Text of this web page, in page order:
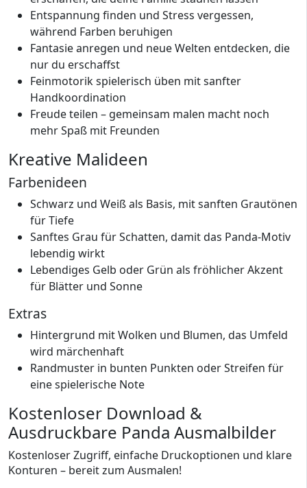
Entspannung finden und Stress vergessen,
während Farben beruhigen
Fantasie anregen und neue Welten entdecken, die
nur du erschaffst
Feinmotorik spielerisch üben mit sanfter
Handkoordination
Freude teilen – gemeinsam malen macht noch
mehr Spaß mit Freunden
Kreative Malideen
Farbenideen
Schwarz und Weiß als Basis, mit sanften Grautönen
für Tiefe
Sanftes Grau für Schatten, damit das Panda-Motiv
lebendig wirkt
Lebendiges Gelb oder Grün als fröhlicher Akzent
für Blätter und Sonne
Extras
Hintergrund mit Wolken und Blumen, das Umfeld
wird märchenhaft
Randmuster in bunten Punkten oder Streifen für
eine spielerische Note
Kostenloser Download &
Ausdruckbare Panda Ausmalbilder
Kostenloser Zugriff, einfache Druckoptionen und klare
Konturen – bereit zum Ausmalen!